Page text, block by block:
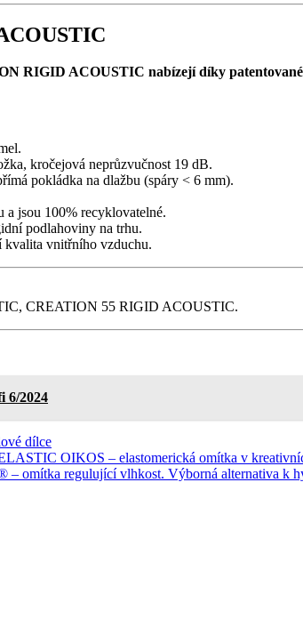
RIGID ACOUSTIC nabízejí díky
kročejová neprůzvučnost 19 dB.
pokládka na dlažbu (spáry < 6 mm).
a jsou 100% recyklovatelné.
podlahoviny na trhu.
vnitřního vzduchu.
CREATION 55 RIGID ACOUSTIC.
6/2024
dílce
OIKOS – elastomerická omítka v
omítka regulující vlhkost. Výborná alternativa k